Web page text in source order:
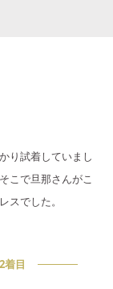
り試着していまし
こで旦那さんがこ
スでした。
着目